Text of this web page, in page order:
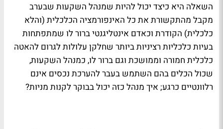
השאלה היא כיצד יכול להיות שמנהל השקעות שבערב
מקבל מהתקשורת את כל האינפורמציה הכלכלית (והלא
כלכלית) הקודרת וכאדם אינטליגנטי ברור לו שמתפתחות
בעיות כלכליות רציניות ביותר שחלקן עלולות לגרום להאטה
כלכלית חמורה וממושכת וגם ברור לו, כמנהל השקעות,
שכול הכלים בהם השתמש בעבר להערכת נכסים אינם
רלוונטיים כרגע; איך מנהל כזה יכול בבוקר לקנות מניות?